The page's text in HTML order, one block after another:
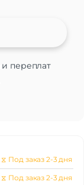
и переплат
⧖ Под заказ 2-3 дня
⧖ Под заказ 2-3 дня